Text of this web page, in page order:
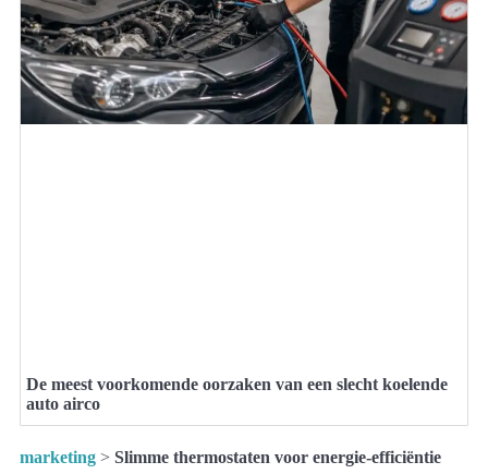
De meest voorkomende oorzaken van een slecht koelende
auto airco
marketing > Slimme thermostaten voor energie-efficiëntie